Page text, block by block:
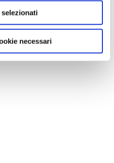
necessari